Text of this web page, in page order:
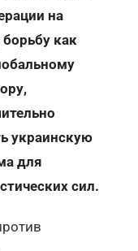
на
как
украинскую
для
сил.